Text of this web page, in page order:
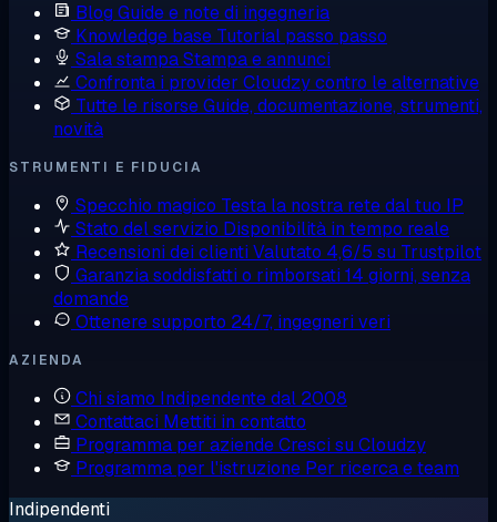
Blog Guide e note di ingegneria
Knowledge base Tutorial passo passo
Sala stampaStampa e annunci
Confronta i provider Cloudzy contro le alternative
Tutte le risorseGuide, documentazione, strumenti,
novità
STRUMENTI E FIDUCIA
Specchio magico Testa la nostra rete dal tuo IP
Stato del servizio Disponibilità in tempo reale
Recensioni dei clienti Valutato 4,6/5 su Trustpilot
Garanzia soddisfatti o rimborsati 14 giorni, senza
domande
Ottenere supporto 24/7, ingegneri veri
AZIENDA
Chi siamo Indipendente dal 2008
Contattaci Mettiti in contatto
Programma per aziendeCresci su Cloudzy
Programma per l'istruzione Per ricerca e team
Indipendenti